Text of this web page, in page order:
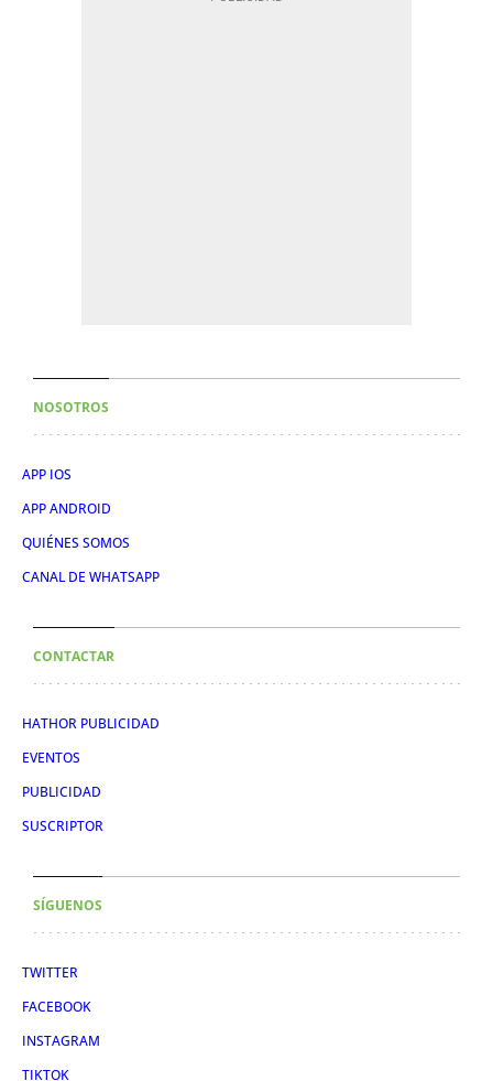
NOSOTROS
APP IOS
APP ANDROID
QUIÉNES SOMOS
CANAL DE WHATSAPP
CONTACTAR
HATHOR PUBLICIDAD
EVENTOS
PUBLICIDAD
SUSCRIPTOR
SÍGUENOS
TWITTER
FACEBOOK
INSTAGRAM
TIKTOK